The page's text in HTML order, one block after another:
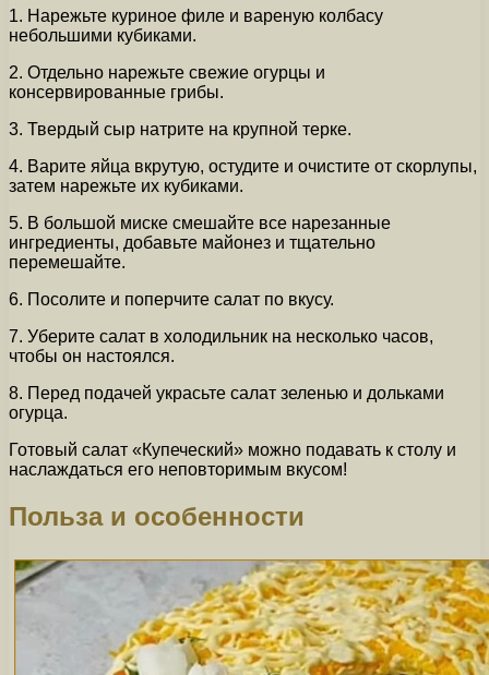
1. Нарежьте куриное филе и вареную колбасу
небольшими кубиками.
2. Отдельно нарежьте свежие огурцы и
консервированные грибы.
3. Твердый сыр натрите на крупной терке.
4. Варите яйца вкрутую, остудите и очистите от скорлупы,
затем нарежьте их кубиками.
5. В большой миске смешайте все нарезанные
ингредиенты, добавьте майонез и тщательно
перемешайте.
6. Посолите и поперчите салат по вкусу.
7. Уберите салат в холодильник на несколько часов,
чтобы он настоялся.
8. Перед подачей украсьте салат зеленью и дольками
огурца.
Готовый салат «Купеческий» можно подавать к столу и
наслаждаться его неповторимым вкусом!
Польза и особенности